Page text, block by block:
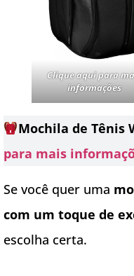
Clique aqui para
informações
Mochila de Tênis
para mais
Se você quer uma
com um toque de
escolha certa.